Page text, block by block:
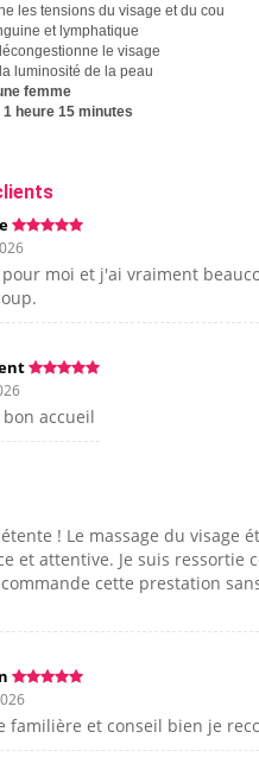
les tensions du visage et du cou
et lymphatique
le visage
luminosité de la peau
femme
heure 15 minutes
moi et j'ai vraiment
accueil
! Le massage du visage
et attentive. Je suis ressortie
cette prestation
familière et conseil bien je